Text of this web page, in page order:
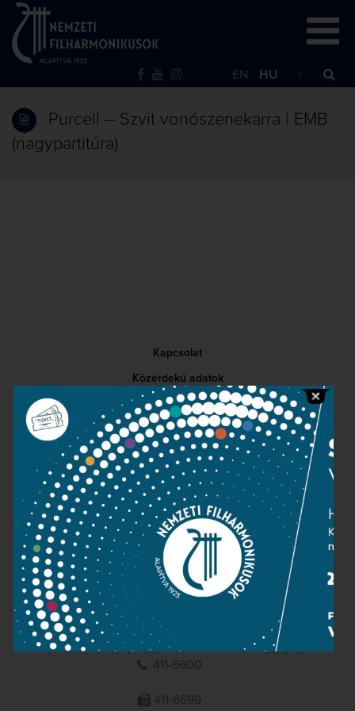
EN HU
Purcell – Szvit vonószenekarra | EMB
(nagypartitúra)
Kapcsolat
Közérdekű adatok
Sajtószoba
Adatvédelem
Impresszum
NEMZETI
FILHARMONIKUSOK
1095 Budapest, Komor Marcell u. 1. (Müpa)
411-6600
411-6699